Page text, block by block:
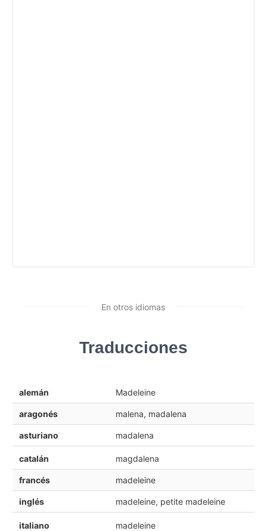
En otros idiomas
Traducciones
alemán Madeleine
aragonés malena, madalena
asturiano madalena
catalán magdalena
francés madeleine
inglés madeleine, petite madeleine
italiano madeleine